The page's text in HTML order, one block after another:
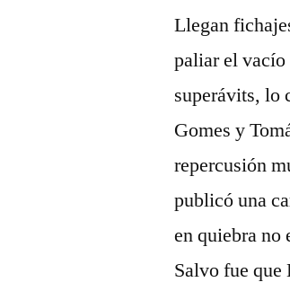
Llegan
paliar el
superávits, lo
Gomes y
repercusión
publicó una
en quiebra no
Salvo fue